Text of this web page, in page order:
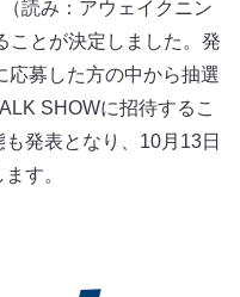
読み：アウェイクニン
ことが決定しました。発
応募した方の中から抽選
SHOWに招待するこ
発表となり、10月13日
す。